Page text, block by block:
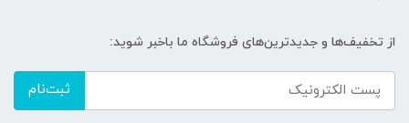
از تخفیف‌ها و جدیدترین‌های فروشگاه ما باخبر شوید:
ثبت‌نام